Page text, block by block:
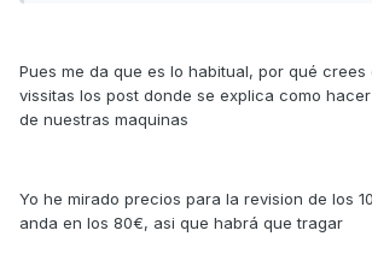
Pues me da que es lo habitual, por qué crees
vissitas los post donde se explica como
de nuestras maquinas
Yo he mirado precios para la revision de los
anda en los 80€, asi que habrá que tragar